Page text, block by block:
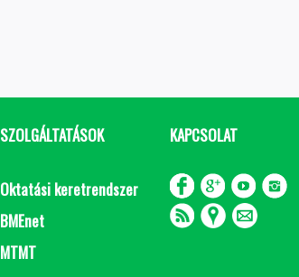
SZOLGÁLTATÁSOK
Oktatási keretrendszer
BMEnet
MTMT
KAPCSOLAT